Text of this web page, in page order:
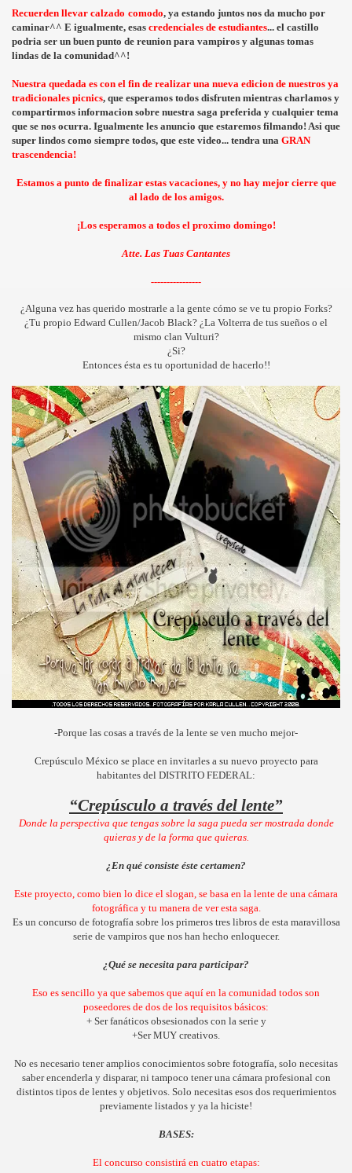
Recuerden llevar calzado comodo, ya estando juntos nos da mucho por
caminar^^ E igualmente, esas credenciales de estudiantes... el castillo
podria ser un buen punto de reunion para vampiros y algunas tomas
lindas de la comunidad^^!
Nuestra quedada es con el fin de realizar una nueva edicion de nuestros ya
tradicionales picnics, que esperamos todos disfruten mientras charlamos y
compartirmos informacion sobre nuestra saga preferida y cualquier tema
que se nos ocurra. Igualmente les anuncio que estaremos filmando! Asi que
super lindos como siempre todos, que este video... tendra una GRAN
trascendencia!
Estamos a punto de finalizar estas vacaciones, y no hay mejor cierre que
al lado de los amigos.
¡Los esperamos a todos el proximo domingo!
Atte. Las Tuas Cantantes
----------------
¿Alguna vez has querido mostrarle a la gente cómo se ve tu propio Forks?
¿Tu propio Edward Cullen/Jacob Black? ¿La Volterra de tus sueños o el
mismo clan Vulturi?
¿Si?
Entonces ésta es tu oportunidad de hacerlo!!
-Porque las cosas a través de la lente se ven mucho mejor-
Crepúsculo México se place en invitarles a su nuevo proyecto para
habitantes del DISTRITO FEDERAL:
“Crepúsculo a través del lente”
Donde la perspectiva que tengas sobre la saga pueda ser mostrada donde
quieras y de la forma que quieras.
¿En qué consiste éste certamen?
Este proyecto, como bien lo dice el slogan, se basa en la lente de una cámara
fotográfica y tu manera de ver esta saga.
Es un concurso de fotografía sobre los primeros tres libros de esta maravillosa
serie de vampiros que nos han hecho enloquecer.
¿Qué se necesita para participar?
Eso es sencillo ya que sabemos que aquí en la comunidad todos son
poseedores de dos de los requisitos básicos:
+ Ser fanáticos obsesionados con la serie y
+Ser MUY creativos.
No es necesario tener amplios conocimientos sobre fotografía, solo necesitas
saber encenderla y disparar, ni tampoco tener una cámara profesional con
distintos tipos de lentes y objetivos. Solo necesitas esos dos requerimientos
previamente listados y ya la hiciste!
BASES:
El concurso consistirá en cuatro etapas: